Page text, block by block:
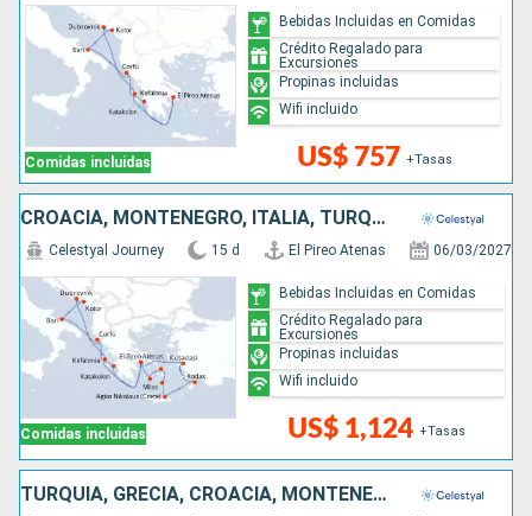
Comidas incluidas US$ 757 +Tasas
Bebidas Incluidas en Comidas
Crédito Regalado para
Excursiones
Propinas incluidas
Wifi incluido
CROACIA, MONTENEGRO, ITALIA, TURQUÍA, GRECIA
Comidas incluidas
Celestyal Journey 15 d El Pireo Atenas 06/03/2027
US$ 1,124 +Tasas
Bebidas Incluidas en Comidas
Crédito Regalado para
Excursiones
Propinas incluidas
Wifi incluido
TURQUÍA, GRECIA, CROACIA, MONTENEGRO, ITALIA